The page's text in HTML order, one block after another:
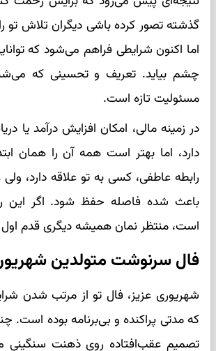
گذشته تصور کرده باشی دیگران تلاش تو را
اما اکنون شرایطی فراهم می‌شود که
چشم بیاید. تعریف و تحسینی که
مسئولیت تازه است.
در زمینه مالی، امکان افزایش درآمد یا
دارد، اما بهتر است همه آن را همان
رابطه عاطفی، کسی به تو علاقه دارد،
باعث شده فاصله حفظ شود. اگر این
است، منتظر نمان همیشه دیگری قدم اول
فال سرنوشت متولدین
شهریوری عزیز، فال تو از مرتب شدن
که مدتی پراکنده و بی‌برنامه بوده است.
تصمیم عقب‌افتاده روی ذهنت